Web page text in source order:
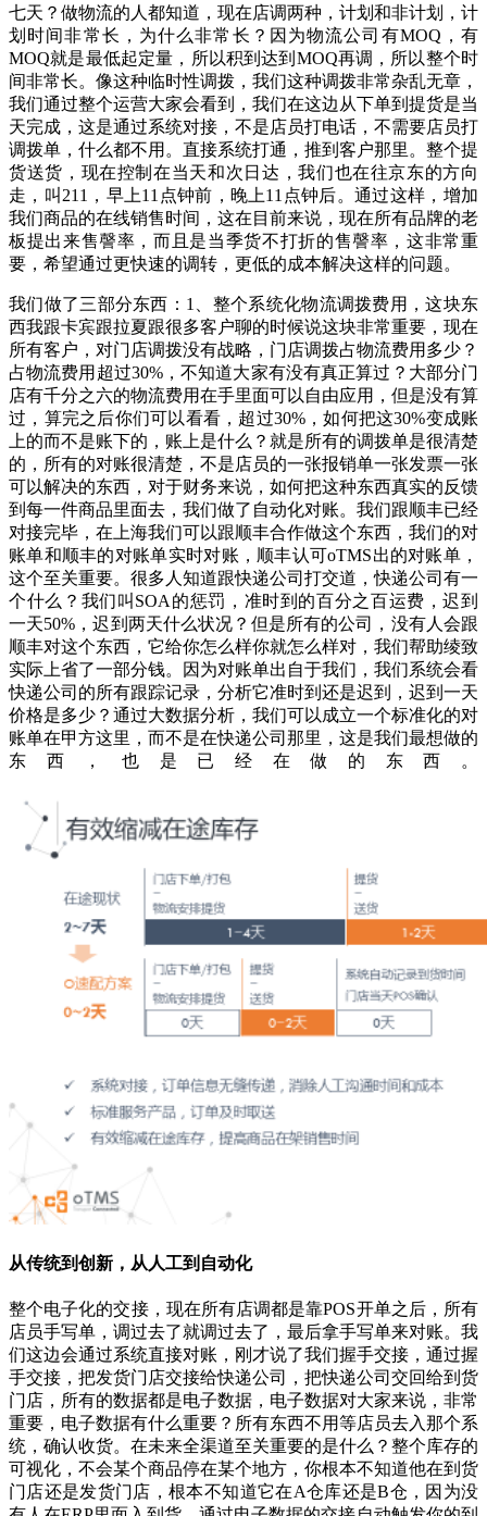
七天？做物流的人都知道，现在店调两种，计划和非计划，计
划时间非常长，为什么非常长？因为物流公司有MOQ，有
MOQ就是最低起定量，所以积到达到MOQ再调，所以整个时
间非常长。像这种临时性调拨，我们这种调拨非常杂乱无章，
我们通过整个运营大家会看到，我们在这边从下单到提货是当
天完成，这是通过系统对接，不是店员打电话，不需要店员打
调拨单，什么都不用。直接系统打通，推到客户那里。整个提
货送货，现在控制在当天和次日达，我们也在往京东的方向
走，叫211，早上11点钟前，晚上11点钟后。通过这样，增加
我们商品的在线销售时间，这在目前来说，现在所有品牌的老
板提出来售謦率，而且是当季货不打折的售謦率，这非常重
要，希望通过更快速的调转，更低的成本解决这样的问题。
我们做了三部分东西：1、整个系统化物流调拨费用，这块东
西我跟卡宾跟拉夏跟很多客户聊的时候说这块非常重要，现在
所有客户，对门店调拨没有战略，门店调拨占物流费用多少？
占物流费用超过30%，不知道大家有没有真正算过？大部分门
店有千分之六的物流费用在手里面可以自由应用，但是没有算
过，算完之后你们可以看看，超过30%，如何把这30%变成账
上的而不是账下的，账上是什么？就是所有的调拨单是很清楚
的，所有的对账很清楚，不是店员的一张报销单一张发票一张
可以解决的东西，对于财务来说，如何把这种东西真实的反馈
到每一件商品里面去，我们做了自动化对账。我们跟顺丰已经
对接完毕，在上海我们可以跟顺丰合作做这个东西，我们的对
账单和顺丰的对账单实时对账，顺丰认可oTMS出的对账单，
这个至关重要。很多人知道跟快递公司打交道，快递公司有一
个什么？我们叫SOA的惩罚，准时到的百分之百运费，迟到
一天50%，迟到两天什么状况？但是所有的公司，没有人会跟
顺丰对这个东西，它给你怎么样你就怎么样对，我们帮助绫致
实际上省了一部分钱。因为对账单出自于我们，我们系统会看
快递公司的所有跟踪记录，分析它准时到还是迟到，迟到一天
价格是多少？通过大数据分析，我们可以成立一个标准化的对
账单在甲方这里，而不是在快递公司那里，这是我们最想做的
东西，也是已经在做的东西。
从传统到创新，从人工到自动化
整个电子化的交接，现在所有店调都是靠POS开单之后，所有
店员手写单，调过去了就调过去了，最后拿手写单来对账。我
们这边会通过系统直接对账，刚才说了我们握手交接，通过握
手交接，把发货门店交接给快递公司，把快递公司交回给到货
门店，所有的数据都是电子数据，电子数据对大家来说，非常
重要，电子数据有什么重要？所有东西不用等店员去入那个系
统，确认收货。在未来全渠道至关重要的是什么？整个库存的
可视化，不会某个商品停在某个地方，你根本不知道他在到货
门店还是发货门店，根本不知道它在A仓库还是B仓，因为没